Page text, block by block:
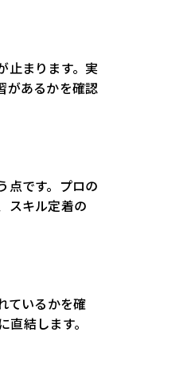
止まります。実
があるかを確認
点です。プロの
スキル定着の
ているかを確
結します。